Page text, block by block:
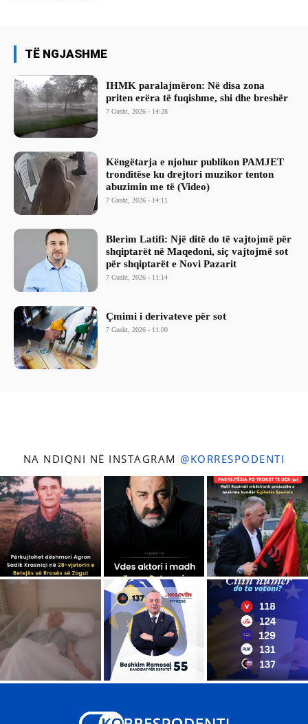
TË NGJASHME
IHMK paralajmëron: Në disa zona
priten erëra të fuqishme, shi dhe breshër
7 Gusht, 2026 - 14:28
Këngëtarja e njohur publikon PAMJET
tronditëse ku drejtori muzikor tenton
abuzimin me të (Video)
7 Gusht, 2026 - 14:11
Blerim Latifi: Një ditë do të vajtojmë për
shqiptarët në Maqedoni, siç vajtojmë sot
për shqiptarët e Novi Pazarit
7 Gusht, 2026 - 11:14
Çmimi i derivateve për sot
7 Gusht, 2026 - 11:00
NA NDIQNI NË INSTAGRAM @KORRESPODENTI